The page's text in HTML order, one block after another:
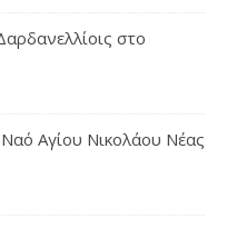
στο
Αγίου Νικολάου Νέας